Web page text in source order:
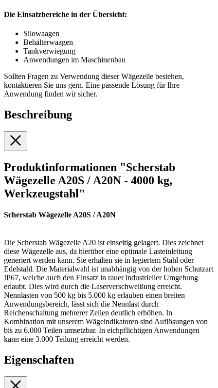
Die Einsatzbereiche in der Übersicht:
Silowaagen
Behälterwaagen
Tankverwiegung
Anwendungen im Maschinenbau
Sollten Fragen zu Verwendung dieser Wägezelle bestehen,
kontaktieren Sie uns gern. Eine passende Lösung für Ihre
Anwendung finden wir sicher.
Beschreibung
Produktinformationen "Scherstab
Wägezelle A20S / A20N - 4000 kg,
Werkzeugstahl"
Scherstab Wägezelle A20S / A20N
Die Scherstab Wägezelle A20 ist einseitig gelagert. Dies zeichnet
diese Wägezelle aus, da hierüber eine optimale Lasteinleitung
generiert werden kann. Sie erhalten sie in legiertem Stahl oder
Edelstahl. Die Materialwahl ist unabhängig von der hohen Schutzart
IP67, welche auch den Einsatz in rauer industrieller Umgebung
erlaubt. Dies wird durch die Laserverschweißung erreicht.
Nennlasten von 500 kg bis 5.000 kg erlauben einen breiten
Anwendungsbereich, lässt sich die Nennlast durch
Reichenschaltung mehrerer Zellen deutlich erhöhen. In
Kombination mit unserem Wägeindikatoren sind Auflösungen von
bis zu 6.000 Teilen umsetzbar. In eichpflichtigen Anwendungen
kann eine 3.000 Teilung erreicht werden.
Eigenschaften